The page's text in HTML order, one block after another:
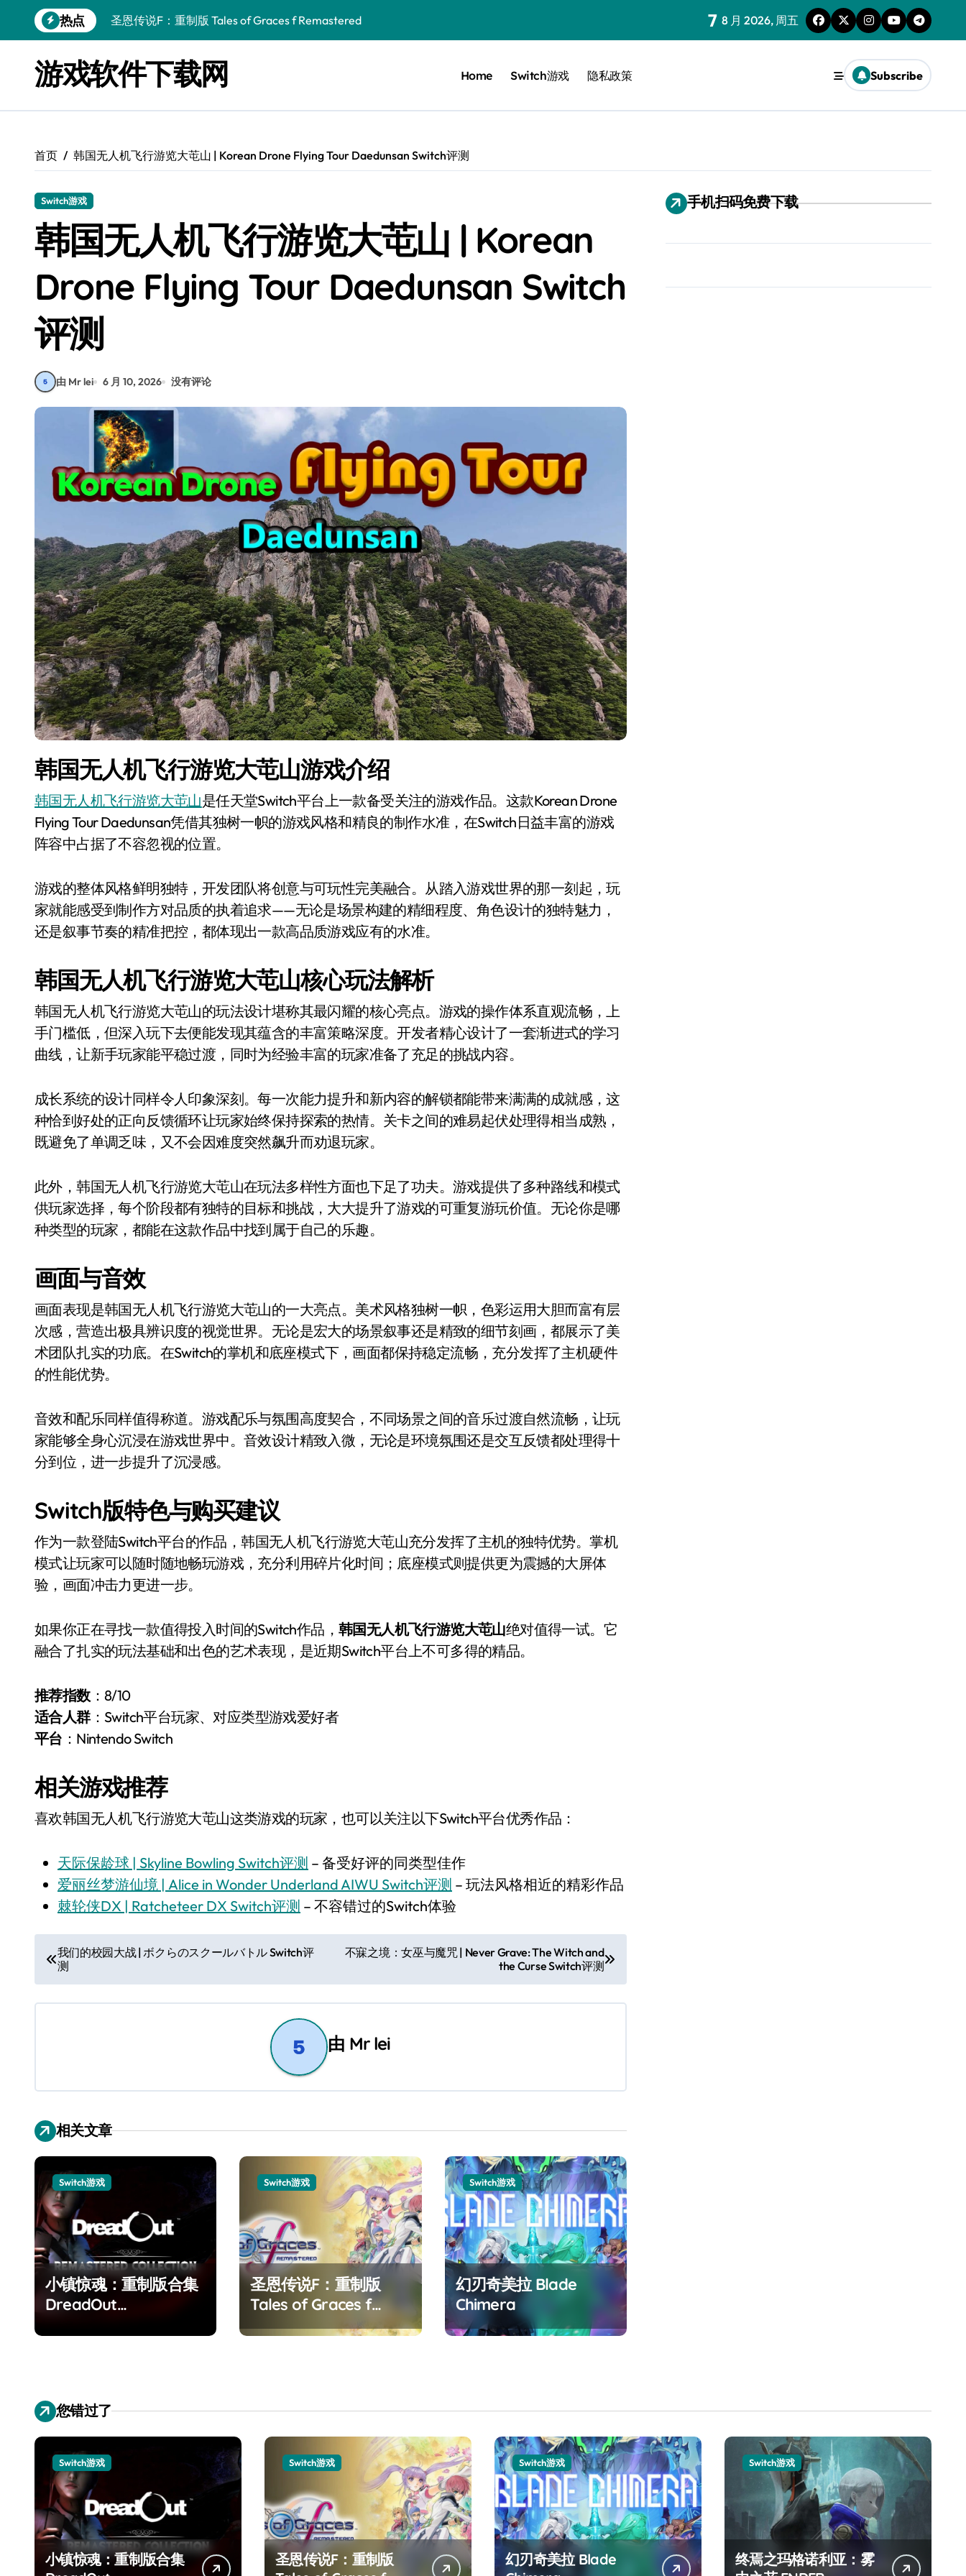
到
热点
圣恩传说F：重制版 Tales of Graces f Remastered
终焉之玛格诺利亚：雾中之花 ENDER MAGNOLIA Bloom in the mist
休闲运动系列：网球 Casual Sport Series Tennis
星球大战前传1：绝地力量之战 Star Wars Episode I Jedi Power Battles
阿瑞亚之旅 Worlds of Aria
阿喀琉斯：传说未竟之谜 Achilles Legends Untold
小镇惊魂：重制版合集 DreadOut Remastered Collection
7 8 月 2026, 周五
游戏软件下载网 Home Switch游戏 隐私政策 Subscribe
首页 韩国无人机飞行游览大芚山 | Korean Drone Flying Tour Daedunsan Switch评测
Switch游戏
韩国无人机飞行游览大芚山 | Korean
Drone Flying Tour Daedunsan Switch
评测
由 Mr lei 6 月 10, 2026 没有评论
韩国无人机飞行游览大芚山游戏介绍
韩国无人机飞行游览大芚山是任天堂Switch平台上一款备受关注的游戏作品。这款Korean Drone
Flying Tour Daedunsan凭借其独树一帜的游戏风格和精良的制作水准，在Switch日益丰富的游戏
阵容中占据了不容忽视的位置。
游戏的整体风格鲜明独特，开发团队将创意与可玩性完美融合。从踏入游戏世界的那一刻起，玩
家就能感受到制作方对品质的执着追求——无论是场景构建的精细程度、角色设计的独特魅力，
还是叙事节奏的精准把控，都体现出一款高品质游戏应有的水准。
韩国无人机飞行游览大芚山核心玩法解析
韩国无人机飞行游览大芚山的玩法设计堪称其最闪耀的核心亮点。游戏的操作体系直观流畅，上
手门槛低，但深入玩下去便能发现其蕴含的丰富策略深度。开发者精心设计了一套渐进式的学习
曲线，让新手玩家能平稳过渡，同时为经验丰富的玩家准备了充足的挑战内容。
成长系统的设计同样令人印象深刻。每一次能力提升和新内容的解锁都能带来满满的成就感，这
种恰到好处的正向反馈循环让玩家始终保持探索的热情。关卡之间的难易起伏处理得相当成熟，
既避免了单调乏味，又不会因难度突然飙升而劝退玩家。
此外，韩国无人机飞行游览大芚山在玩法多样性方面也下足了功夫。游戏提供了多种路线和模式
供玩家选择，每个阶段都有独特的目标和挑战，大大提升了游戏的可重复游玩价值。无论你是哪
种类型的玩家，都能在这款作品中找到属于自己的乐趣。
画面与音效
画面表现是韩国无人机飞行游览大芚山的一大亮点。美术风格独树一帜，色彩运用大胆而富有层
次感，营造出极具辨识度的视觉世界。无论是宏大的场景叙事还是精致的细节刻画，都展示了美
术团队扎实的功底。在Switch的掌机和底座模式下，画面都保持稳定流畅，充分发挥了主机硬件
的性能优势。
音效和配乐同样值得称道。游戏配乐与氛围高度契合，不同场景之间的音乐过渡自然流畅，让玩
家能够全身心沉浸在游戏世界中。音效设计精致入微，无论是环境氛围还是交互反馈都处理得十
分到位，进一步提升了沉浸感。
Switch版特色与购买建议
作为一款登陆Switch平台的作品，韩国无人机飞行游览大芚山充分发挥了主机的独特优势。掌机
模式让玩家可以随时随地畅玩游戏，充分利用碎片化时间；底座模式则提供更为震撼的大屏体
验，画面冲击力更进一步。
如果你正在寻找一款值得投入时间的Switch作品， 韩国无人机飞行游览大芚山绝对值得一试。它
融合了扎实的玩法基础和出色的艺术表现，是近期Switch平台上不可多得的精品。
推荐指数：8/10
适合人群：Switch平台玩家、对应类型游戏爱好者
平台 ：Nintendo Switch
相关游戏推荐
喜欢韩国无人机飞行游览大芚山这类游戏的玩家，也可以关注以下Switch平台优秀作品：
天际保龄球 | Skyline Bowling Switch评测 – 备受好评的同类型佳作
爱丽丝梦游仙境 | Alice in Wonder Underland AIWU Switch评测 – 玩法风格相近的精彩作品
棘轮侠DX | Ratcheteer DX Switch评测 – 不容错过的Switch体验
文
章
导
我们的校园大战 | ボクらのスクールバトル Switch评
测
不寐之境：女巫与魔咒 | Never Grave: The Witch and
the Curse Switch评测
由 Mr lei
相关文章
Switch游戏
小镇惊魂：重制版合集
DreadOut
Remastered
Switch游戏
圣恩传说F：重制版
Tales of Graces f
Remastered
Switch游戏
幻刃奇美拉 Blade
Chimera
手机扫码免费下载
您错过了
Switch游戏
小镇惊魂：重制版合集
Switch游戏
圣恩传说F：重制版
Switch游戏
幻刃奇美拉 Blade
Switch游戏
终焉之玛格诺利亚：雾